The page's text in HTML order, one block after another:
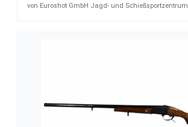
von Euroshot GmbH Jagd- und Schießsportzentrum